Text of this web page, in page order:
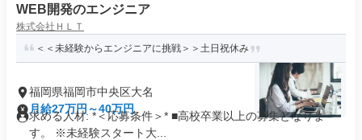
WEB開発のエンジニア
株式会社ＨＬＴ
＜＜未経験からエンジニアに挑戦＞＞土日祝休み
福岡県福岡市中央区大名
月給27万円～40万円
求める人材: *＜応募条件＞* ■高校卒業以上の募集となりま
す。 ※未経験スタート大...